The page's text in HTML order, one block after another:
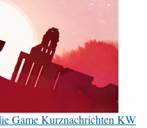
Game Kurznachrichten KW